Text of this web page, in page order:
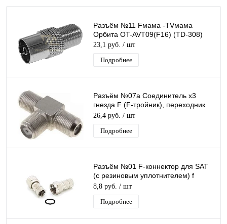
Разъём №11 Fмама -TVмама
Орбита OT-AVT09(F16) (TD-308)
23,1 руб. / шт
Подробнее
Разъём №07а Соединитель x3
гнезда F (F-тройник), переходник
F-гнездо на 2 F-гнезда (T-бочка)
26,4 руб. / шт
Подробнее
Разъём №01 F-коннектор для SAT
(с резиновым уплотнителем) f
разъем OT-AVT13 (TD-005) (TS-
005)
8,8 руб. / шт
Подробнее